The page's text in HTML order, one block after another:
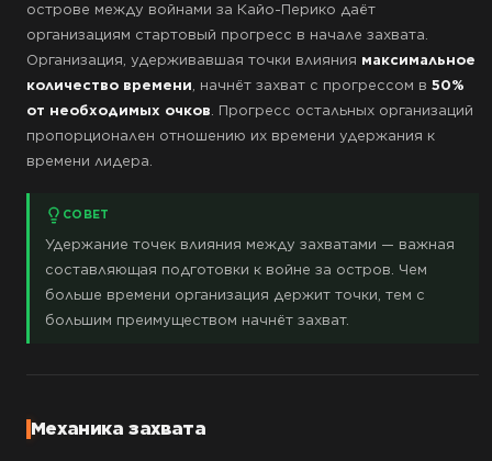
острове между войнами за Кайо-Перико даёт
организациям стартовый прогресс в начале захвата.
Организация, удерживавшая точки влияния максимальное
количество времени, начнёт захват с прогрессом в 50%
от необходимых очков. Прогресс остальных организаций
пропорционален отношению их времени удержания к
времени лидера.
СОВЕТ
Удержание точек влияния между захватами — важная
составляющая подготовки к войне за остров. Чем
больше времени организация держит точки, тем с
большим преимуществом начнёт захват.
Механика захвата